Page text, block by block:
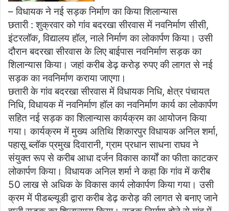
– विधायक ने नई सड़क निर्माण का किया शिलान्यास
छतारी : शुक्रवार को गांव बदरखा सीरवास में नवनिर्माण सीसी,
इंटरलॉक, विद्यालय हॉल, नाले निर्माण का लोकार्पण किया। उसी
दौरान बदरखा सीरवास के लिए बाईपास नवनिर्माण सड़क का
शिलान्यास किया। जहां करीब डेढ़ करोड़ रुपए की लागत से नई
सड़क का नवनिर्माण कराया जाएगा।
छतारी के गांव बदरखा सीरवास में विधायक निधि, क्षेत्र पंचायत
निधि, विधायक में नवनिर्माण हॉल का नवनिर्माण कार्य का लोकार्पण
सहित नई सड़क का शिलान्यास कार्यक्रम का आयोजन किया
गया। कार्यक्रम में मुख्य अतिथि शिकारपुर विधायक अनिल शर्मा,
पहासू ब्लॉक प्रमुख दिवारानी, ग्राम प्रधान साधना राघव ने
संयुक्त रूप से करीब आधा दर्जन विकास कार्यों का फीता काटकर
लोकार्पण किया। विधायक अनिल शर्मा ने कहा कि गांव में करीब
50 लाख से अधिक के विकास कार्य लोकार्पण किया गया। उसी
क्रम में पीडब्ल्यूडी द्वारा करीब डेढ़ करोड़ की लागत से बनाए जाने